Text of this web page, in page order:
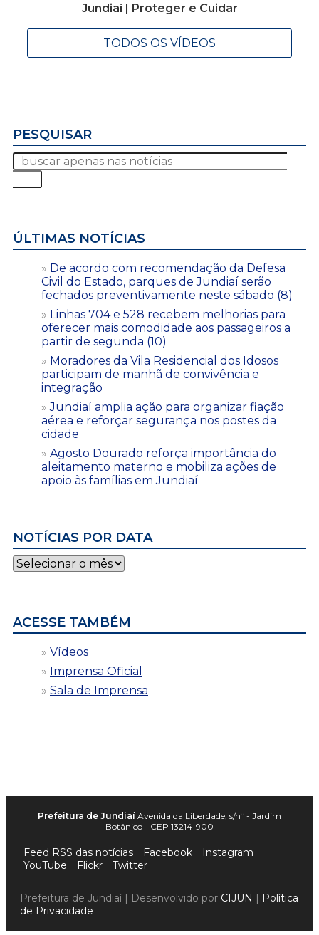
Jundiaí | Proteger e Cuidar
TODOS OS VÍDEOS
PESQUISAR
ÚLTIMAS NOTÍCIAS
De acordo com recomendação da Defesa
Civil do Estado, parques de Jundiaí serão
fechados preventivamente neste sábado (8)
Linhas 704 e 528 recebem melhorias para
oferecer mais comodidade aos passageiros a
partir de segunda (10)
Moradores da Vila Residencial dos Idosos
participam de manhã de convivência e
integração
Jundiaí amplia ação para organizar fiação
aérea e reforçar segurança nos postes da
cidade
Agosto Dourado reforça importância do
aleitamento materno e mobiliza ações de
apoio às famílias em Jundiaí
NOTÍCIAS POR DATA
Notícias
por
ACESSE TAMBÉM
Vídeos
Imprensa Oficial
Sala de Imprensa
Prefeitura de Jundiaí Avenida da Liberdade, s/nº - Jardim
Botânico - CEP 13214-900
Feed RSS das notícias Facebook
Instagram
YouTube
Flickr Twitter
Prefeitura de Jundiaí | Desenvolvido por CIJUN | Política
de Privacidade